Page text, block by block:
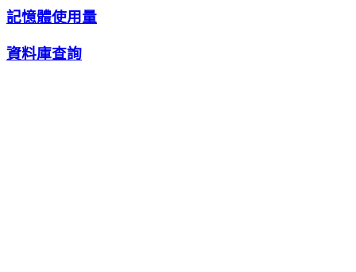
記憶體使用量
資料庫查詢